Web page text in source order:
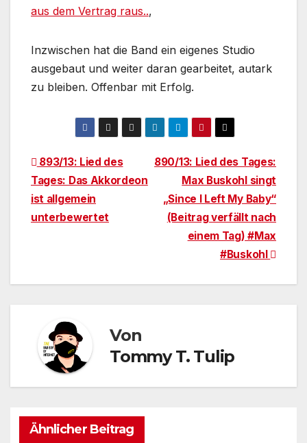
aus dem Vertrag raus..‚
Inzwischen hat die Band ein eigenes Studio
ausgebaut und weiter daran gearbeitet, autark
zu bleiben. Offenbar mit Erfolg.
Beitragsnavigation
890/13: Lied des Tages:
Max Buskohl singt
„Since I Left My Baby“
(Beitrag verfällt nach
einem Tag) #Max
#Buskohl
893/13: Lied des
Tages: Das Akkordeon
ist allgemein
unterbewertet
Von
Tommy T. Tulip
Ähnlicher Beitrag